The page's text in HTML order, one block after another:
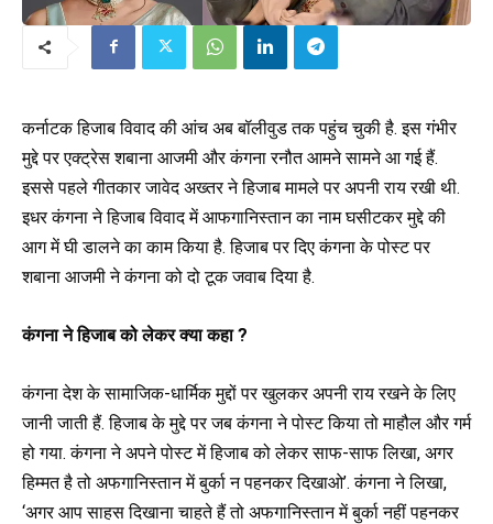
कर्नाटक हिजाब विवाद की आंच अब बॉलीवुड तक पहुंच चुकी है. इस गंभीर
मुद्दे पर एक्ट्रेस शबाना आजमी और कंगना रनौत आमने सामने आ गई हैं.
इससे पहले गीतकार जावेद अख्तर ने हिजाब मामले पर अपनी राय रखी थी.
इधर कंगना ने हिजाब विवाद में आफगानिस्तान का नाम घसीटकर मुद्दे की
आग में घी डालने का काम किया है. हिजाब पर दिए कंगना के पोस्ट पर
शबाना आजमी ने कंगना को दो टूक जवाब दिया है.
कंगना ने हिजाब को लेकर क्या कहा ?
कंगना देश के सामाजिक-धार्मिक मुद्दों पर खुलकर अपनी राय रखने के लिए
जानी जाती हैं. हिजाब के मुद्दे पर जब कंगना ने पोस्ट किया तो माहौल और गर्म
हो गया. कंगना ने अपने पोस्ट में हिजाब को लेकर साफ-साफ लिखा, अगर
हिम्मत है तो अफगानिस्तान में बुर्का न पहनकर दिखाओ’. कंगना ने लिखा,
‘अगर आप साहस दिखाना चाहते हैं तो अफगानिस्तान में बुर्का नहीं पहनकर